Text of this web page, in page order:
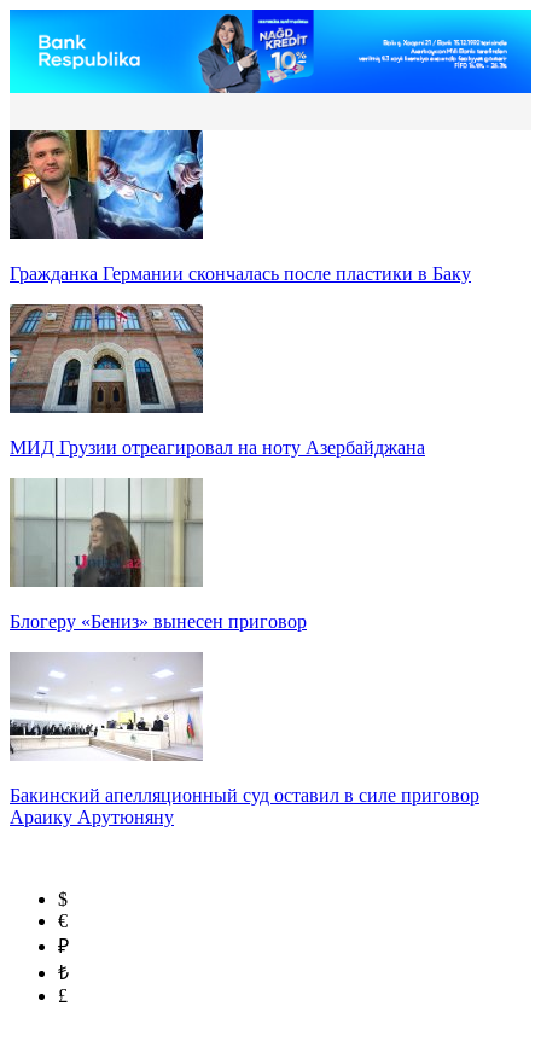
Гражданка Германии скончалась после пластики в Баку
МИД Грузии отреагировал на ноту Азербайджана
Блогеру «Бениз» вынесен приговор
Бакинский апелляционный суд оставил в силе приговор
Араику Арутюняну
$
€
₽
₺
£